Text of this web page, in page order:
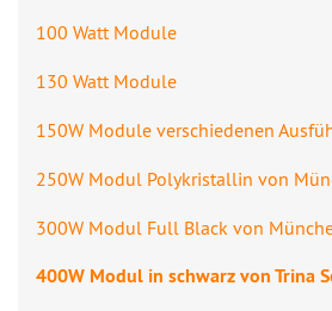
100 Watt Module
130 Watt Module
150W Module verschiedenen
250W Modul Polykristallin von
300W Modul Full Black von
400W Modul in schwarz von Trina